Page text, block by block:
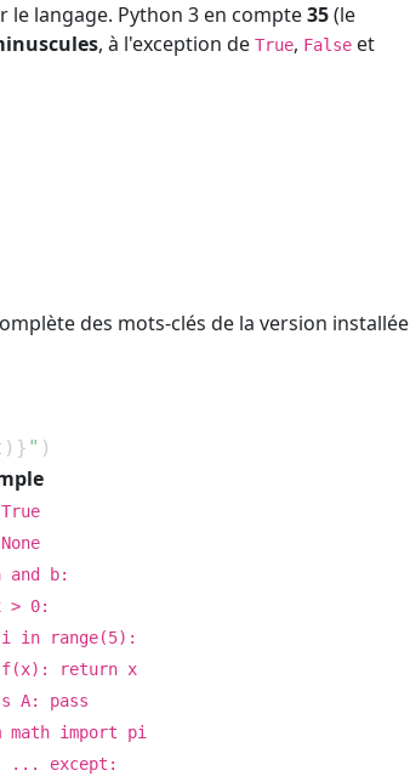
langage. Python 3 en compte35(le
, à l'exception de True, False et
des mots-clés de la version installée
) } " )
b:
0:
in range(5):
f(x): return x
A: pass
math import pi
... except: